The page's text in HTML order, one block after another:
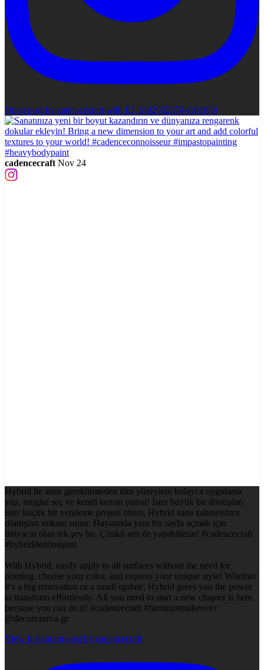
Open post by cadencecraft with ID 18029525744181074
cadencecraft Nov 24
Hybrid ile astar gerektirmeden tüm yüzeylere kolayca uygulama
yap, rengini seç ve kendi tarzını yansıt! İster büyük bir dönüşüm
ister küçük bir yenileme projesi olsun, Hybrid sana zahmetsizce
dönüşüm imkanı sunar. Hayatında yeni bir sayfa açmak için
ihtiyacın olan tek şey bu. Çünkü sen de yapabilirsin! #cadencecraft
#hybridiledönüşüm
With Hybrid, easily apply to all surfaces without the need for
priming, choose your color, and express your unique style! Whether
it’s a big renovation or a small update, Hybrid gives you the power
to transform effortlessly. All you need to start a new chapter is here,
because you can do it! #cadencecraft #furnituremakeover
@decorezerva.gr
View Instagram post by cadencecraft